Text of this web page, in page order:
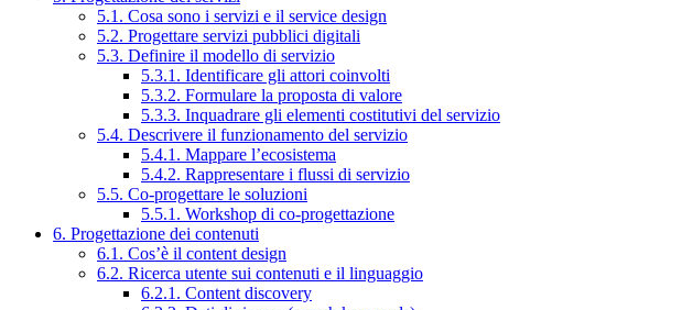
5.1. Cosa sono i servizi e il service design
5.2. Progettare servizi pubblici digitali
5.3. Definire il modello di servizio
5.3.1. Identificare gli attori coinvolti
5.3.2. Formulare la proposta di valore
5.3.3. Inquadrare gli elementi costitutivi del servizio
5.4. Descrivere il funzionamento del servizio
5.4.1. Mappare l’ecosistema
5.4.2. Rappresentare i flussi di servizio
5.5. Co-progettare le soluzioni
5.5.1. Workshop di co-progettazione
6. Progettazione dei contenuti
6.1. Cos’è il content design
6.2. Ricerca utente sui contenuti e il linguaggio
6.2.1. Content discovery